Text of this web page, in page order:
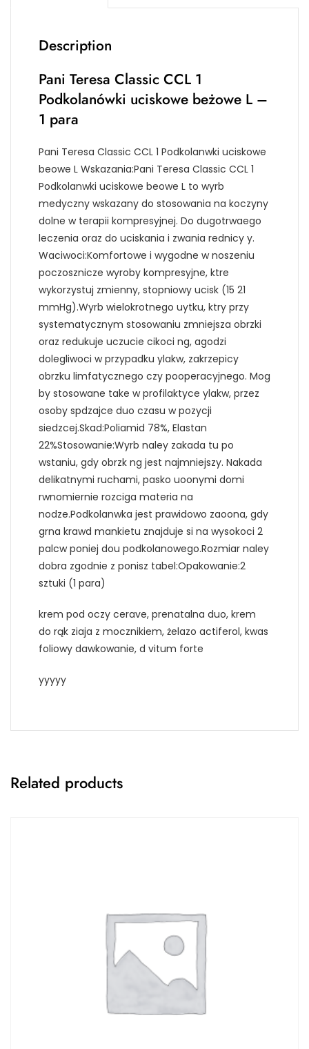
Description
Pani Teresa Classic CCL 1
Podkolanówki uciskowe beżowe L –
1 para
Pani Teresa Classic CCL 1 Podkolanwki uciskowe
beowe L Wskazania:Pani Teresa Classic CCL 1
Podkolanwki uciskowe beowe L to wyrb
medyczny wskazany do stosowania na koczyny
dolne w terapii kompresyjnej. Do dugotrwaego
leczenia oraz do uciskania i zwania rednicy y.
Waciwoci:Komfortowe i wygodne w noszeniu
poczosznicze wyroby kompresyjne, ktre
wykorzystuj zmienny, stopniowy ucisk (15 21
mmHg).Wyrb wielokrotnego uytku, ktry przy
systematycznym stosowaniu zmniejsza obrzki
oraz redukuje uczucie cikoci ng, agodzi
dolegliwoci w przypadku ylakw, zakrzepicy
obrzku limfatycznego czy pooperacyjnego. Mog
by stosowane take w profilaktyce ylakw, przez
osoby spdzajce duo czasu w pozycji
siedzcej.Skad:Poliamid 78%, Elastan
22%Stosowanie:Wyrb naley zakada tu po
wstaniu, gdy obrzk ng jest najmniejszy. Nakada
delikatnymi ruchami, pasko uoonymi domi
rwnomiernie rozciga materia na
nodze.Podkolanwka jest prawidowo zaoona, gdy
grna krawd mankietu znajduje si na wysokoci 2
palcw poniej dou podkolanowego.Rozmiar naley
dobra zgodnie z ponisz tabel:Opakowanie:2
sztuki (1 para)
krem pod oczy cerave, prenatalna duo, krem
do rąk ziaja z mocznikiem, żelazo actiferol, kwas
foliowy dawkowanie, d vitum forte
yyyyy
Related products